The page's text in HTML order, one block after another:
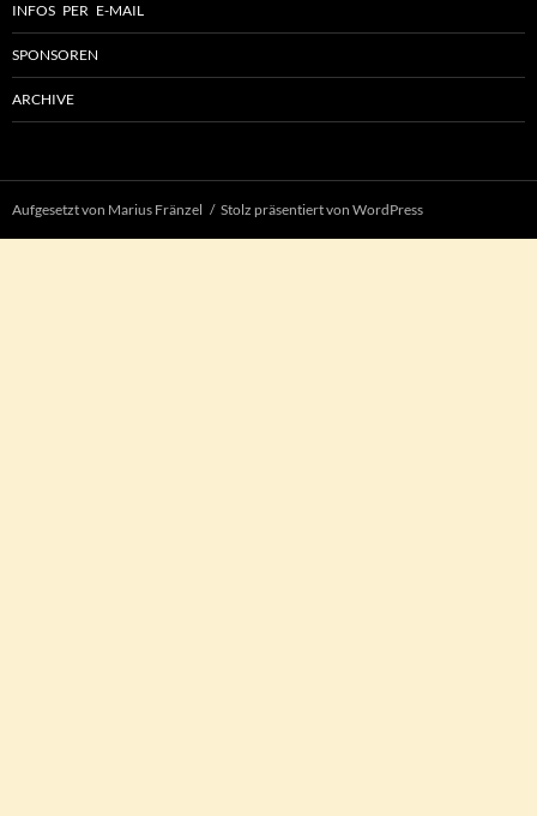
INFOS PER E-MAIL
SPONSOREN
ARCHIVE
Aufgesetzt von Marius Fränzel Stolz präsentiert von WordPress